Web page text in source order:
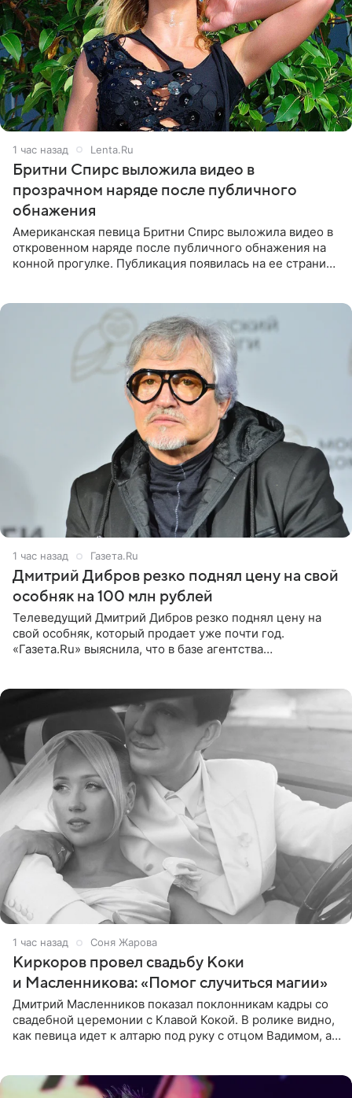
1 час назад Lenta.Ru
Бритни Спирс выложила видео в
прозрачном наряде после публичного
обнажения
Американская певица Бритни Спирс выложила видео в
откровенном наряде после публичного обнажения на
конной прогулке. Публикация появилась на ее странице
1 час назад Газета.Ru
Дмитрий Дибров резко поднял цену на свой
особняк на 100 млн рублей
Телеведущий Дмитрий Дибров резко поднял цену на
свой особняк, который продает уже почти год.
«Газета.Ru» выяснила, что в базе агентства
1 час назад Соня Жарова
Киркоров провел свадьбу Коки
и Масленникова: «Помог случиться магии»
Дмитрий Масленников показал поклонникам кадры со
свадебной церемонии с Клавой Кокой. В ролике видно,
как певица идет к алтарю под руку с отцом Вадимом, а у